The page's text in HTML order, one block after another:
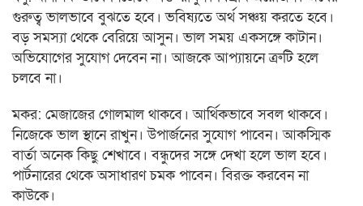
গুরুত্ব ভালভাবে বুঝতে হবে। ভবিষ্যতে অর্থ সঞ্চয় করতে হবে।
বড় সমস্যা থেকে বেরিয়ে আসুন। ভাল সময় একসঙ্গে কাটান।
অভিযোগের সুযোগ দেবেন না। আজকে আপ্যায়নে ত্রুটি হলে
চলবে না।
মকর: মেজাজের গোলমাল থাকবে। আর্থিকভাবে সবল থাকবে।
নিজেকে ভাল স্থানে রাখুন। উপার্জনের সুযোগ পাবেন। আকস্মিক
বার্তা অনেক কিছু শেখাবে। বন্ধুদের সঙ্গে দেখা হলে ভাল হবে।
পার্টনারের থেকে অসাধারণ চমক পাবেন। বিরক্ত করবেন না
কাউকে।